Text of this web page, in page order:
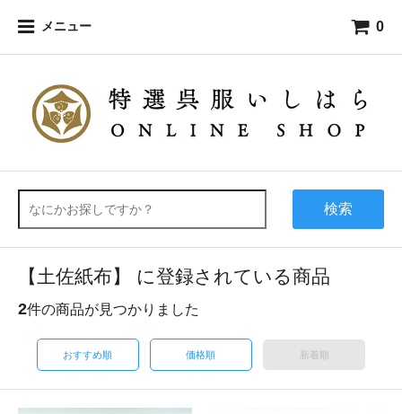
メニュー 0
検索
【土佐紙布】 に登録されている商品
2件の商品が見つかりました
おすすめ順 価格順 新着順